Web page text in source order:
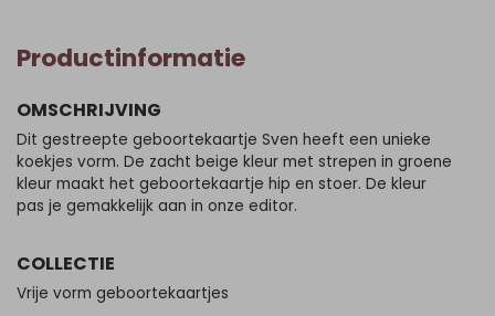
Productinformatie
OMSCHRIJVING
Dit gestreepte geboortekaartje Sven heeft een unieke
koekjes vorm. De zacht beige kleur met strepen in groene
kleur maakt het geboortekaartje hip en stoer. De kleur
pas je gemakkelijk aan in onze editor.
COLLECTIE
Vrije vorm geboortekaartjes